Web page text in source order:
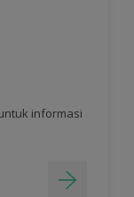
informasi